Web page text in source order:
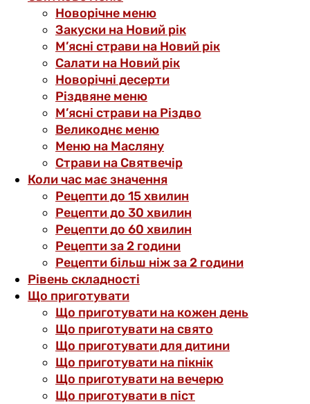
Новорічне меню
Закуски на Новий рік
М’ясні страви на Новий рік
Салати на Новий рік
Новорічні десерти
Різдвяне меню
М’ясні страви на Різдво
Великоднє меню
Меню на Масляну
Страви на Святвечір
Коли час має значення
Рецепти до 15 хвилин
Рецепти до 30 хвилин
Рецепти до 60 хвилин
Рецепти за 2 години
Рецепти більш ніж за 2 години
Рівень складності
Що приготувати
Що приготувати на кожен день
Що приготувати на свято
Що приготувати для дитини
Що приготувати на пікнік
Що приготувати на вечерю
Що приготувати в піст